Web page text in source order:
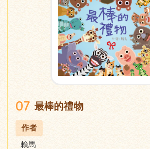
07 最棒的禮物
作者
賴馬